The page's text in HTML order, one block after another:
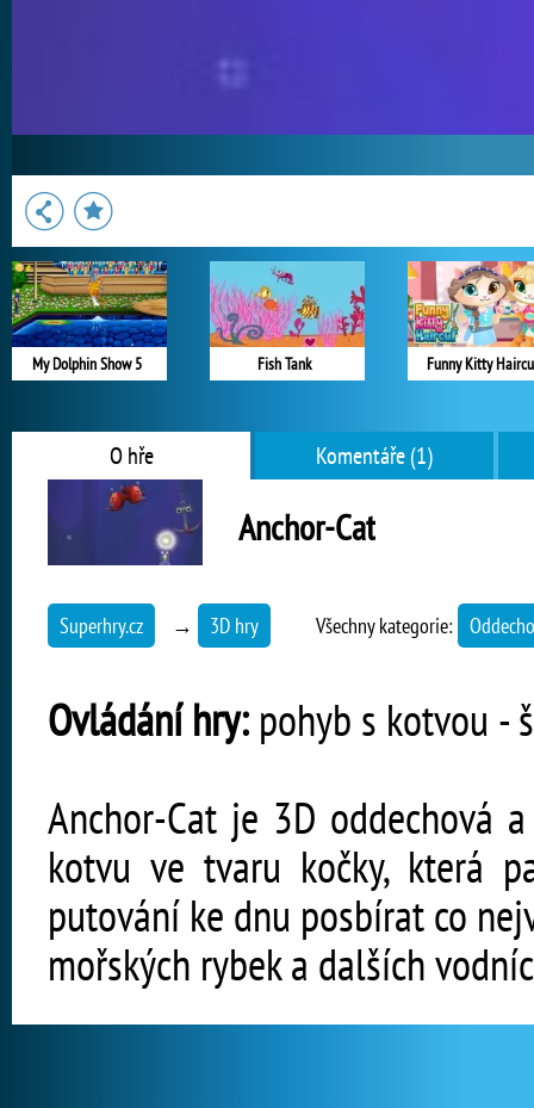
My Dolphin Show 5 Fish Tank Funny Kitty
O hře Komentáře (1)
Anchor-Cat
Superhry.cz → 3D hry Všechny kategorie:
Ovládání hry: pohyb s kotvou -
Anchor-Cat je 3D oddechová
kotvu ve tvaru kočky, která
putování ke dnu posbírat co
mořských rybek a dalších